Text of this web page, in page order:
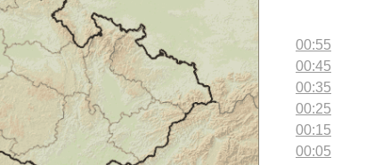
00:55
00:45
00:35
00:25
00:15
00:05